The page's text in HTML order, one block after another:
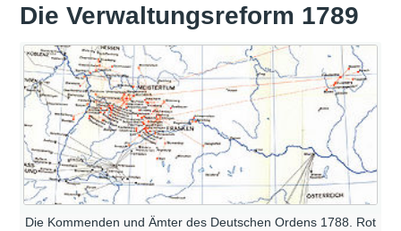
Die Verwaltungsreform 1789
Die Kommenden und Ämter des Deutschen Ordens 1788. Rot